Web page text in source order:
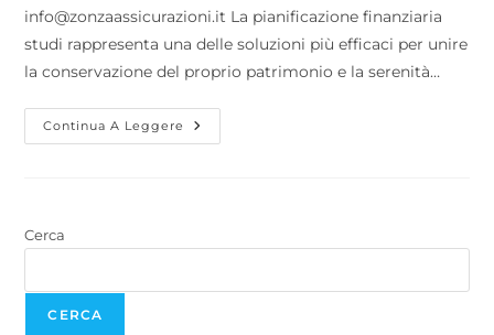
info@zonzaassicurazioni.it La pianificazione finanziaria
studi rappresenta una delle soluzioni più efficaci per unire
la conservazione del proprio patrimonio e la serenità…
Continua A Leggere
Cerca
CERCA